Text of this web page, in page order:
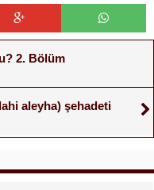
2. Bölüm
aleyha) şehadeti